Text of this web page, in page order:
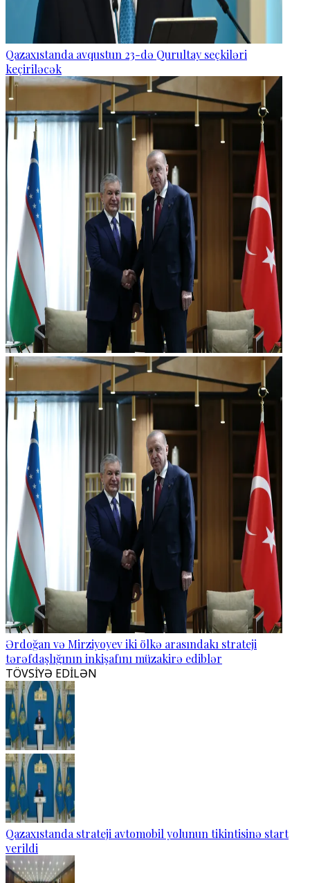
Qazaxıstanda avqustun 23-də Qurultay seçkiləri
keçiriləcək
Ərdoğan və Mirziyoyev iki ölkə arasındakı strateji
tərəfdaşlığının inkişafını müzakirə ediblər
TÖVSİYƏ EDİLƏN
Qazaxıstanda strateji avtomobil yolunun tikintisinə start
verildi